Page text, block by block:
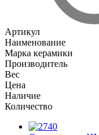
Артикул
Наименование
Марка керамики
Производитель
Вес
Цена
Наличие
Количество